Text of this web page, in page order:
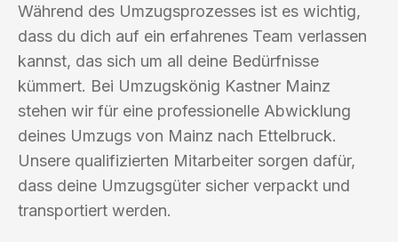
Während des Umzugsprozesses ist es wichtig,
dass du dich auf ein erfahrenes Team verlassen
kannst, das sich um all deine Bedürfnisse
kümmert. Bei Umzugskönig Kastner Mainz
stehen wir für eine professionelle Abwicklung
deines Umzugs von Mainz nach Ettelbruck.
Unsere qualifizierten Mitarbeiter sorgen dafür,
dass deine Umzugsgüter sicher verpackt und
transportiert werden.